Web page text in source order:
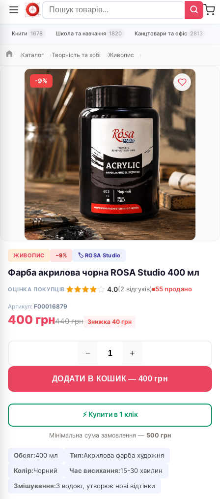
Книги 1678 Школа та навчання 1820 Канцтовари та офіс 2813
ГоловнаКаталог Творчість та хобі Живопис
-9%
ЖИВОПИС −9% 🏷 ROSA Studio
Фарба акрилова чорна ROSA Studio 400 мл
ОЦІНКА ПОКУПЦІВ 4.0(2 відгуків) 55 продано
Артикул: F00016879
400 грн440 грн Знижка 40 грн
− +
ДОДАТИ В КОШИК — 400грн
⚡ Купити в 1 клік
Мінімальна сума замовлення — 500 грн
Обсяг:400 мл Тип:Акрилова фарба художня
Колір:Чорний Час висихання:15-30 хвилин
Змішування:З водою, утворює нові відтінки